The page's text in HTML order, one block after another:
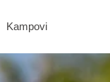
Kampovi
HR